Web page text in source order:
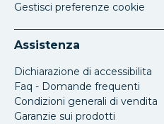
Gestisci preferenze cookie
Assistenza
Dichiarazione di accessibilita
Faq - Domande frequenti
Condizioni generali di vendita
Garanzie sui prodotti